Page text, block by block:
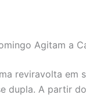
Agitam a
reviravolta em
dupla. A partir